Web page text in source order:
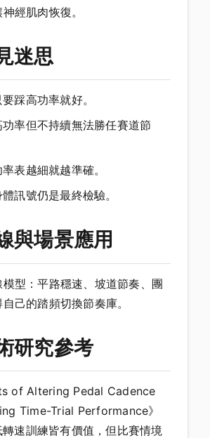
經肌肉恢復。
迷思
踩高功率就好。
率但不持續無法勝任賽道節
表越細就越準確。
訊號仍是最終檢驗。
與場景應用
型：平路穩速、坡道節奏、團
己的踏頻切換節奏庫。
研究參考
of Altering Pedal Cadence
Time-Trial Performance》
速訓練皆有價值，但比賽情境